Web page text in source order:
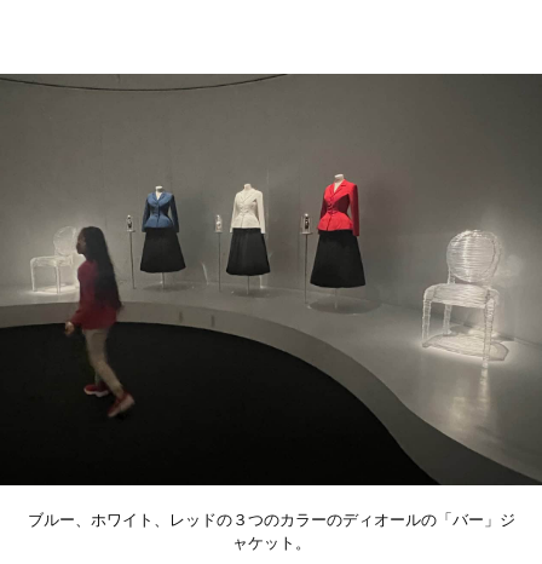
ブルー、ホワイト、レッドの３つのカラーのディオールの「バー」ジ
ャケット。